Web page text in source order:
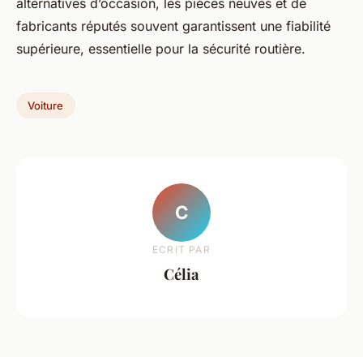
alternatives d’occasion, les pièces neuves et de
fabricants réputés souvent garantissent une fiabilité
supérieure, essentielle pour la sécurité routière.
Voiture
C
ECRIT PAR
Célia